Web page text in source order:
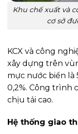
Khu chế xuất và
cơ sở
KCX và công
xây dựng trên
mực nước biển là
0,2%. Công trình
chịu tải cao.
Hệ thống giao